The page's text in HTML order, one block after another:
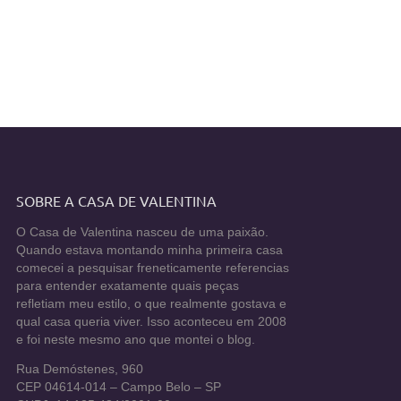
SOBRE A CASA DE VALENTINA
O Casa de Valentina nasceu de uma paixão.
Quando estava montando minha primeira casa
comecei a pesquisar freneticamente referencias
para entender exatamente quais peças
refletiam meu estilo, o que realmente gostava e
qual casa queria viver. Isso aconteceu em 2008
e foi neste mesmo ano que montei o blog.
Rua Demóstenes, 960
CEP 04614-014 – Campo Belo – SP